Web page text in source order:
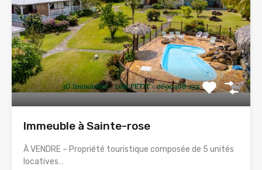
Immeuble à Sainte-rose
À VENDRE – Propriété touristique composée de 5 unités
locatives…